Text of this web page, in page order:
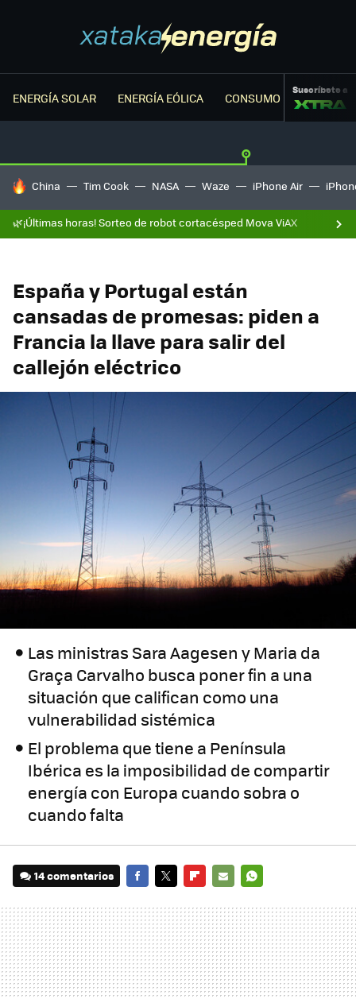
ENERGÍA SOLAR ENERGÍA EÓLICA CONSUMO ENERGÉTICO
Suscríbete a
HOY SE HABLA DE
China Tim Cook NASA Waze iPhone Air
🌿¡Últimas horas! Sorteo de robot cortacésped Mova ViAX
España y Portugal están
cansadas de promesas: piden a
Francia la llave para salir del
callejón eléctrico
Las ministras Sara Aagesen y Maria da
Graça Carvalho busca poner fin a una
situación que califican como una
vulnerabilidad sistémica
El problema que tiene a Península
Ibérica es la imposibilidad de compartir
energía con Europa cuando sobra o
cuando falta
14 comentarios
MAIL